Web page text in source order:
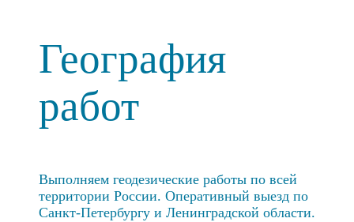
География
работ
Выполняем геодезические работы по всей
территории России. Оперативный выезд по
Санкт-Петербургу и Ленинградской области.